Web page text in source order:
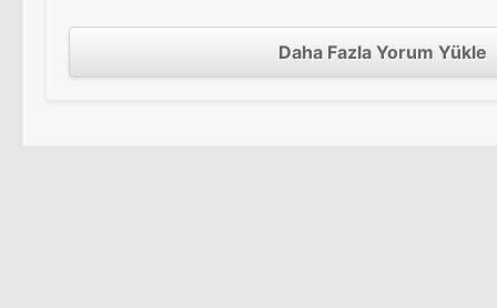
Daha Fazla Yorum Yükle